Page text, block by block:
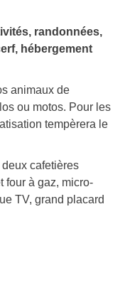
randonnées,
hébergement
animaux de
ou motos. Pour les
tempèrera le
cafetières
four à gaz, micro-
TV, grand placard